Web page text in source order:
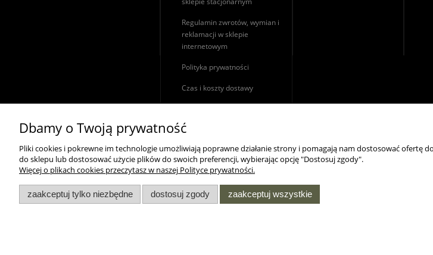
Regulamin zwrotów, wymian i
reklamacji w sklepie
internetowym
Polityka prywatności
Czas i koszty dostawy
WSZELKIE PRAWA ZASTRZEŻONE MOROWO © 2018
Dbamy o Twoją prywatność
Pliki cookies i pokrewne im technologie umożliwiają poprawne działanie strony i pomagają nam dostosować ofertę
do sklepu lub dostosować użycie plików do swoich preferencji, wybierając opcję "Dostosuj zgody".
Więcej o plikach cookies przeczytasz w naszej Polityce prywatności.
zaakceptuj tylko niezbędne dostosuj zgody zaakceptuj wszystkie